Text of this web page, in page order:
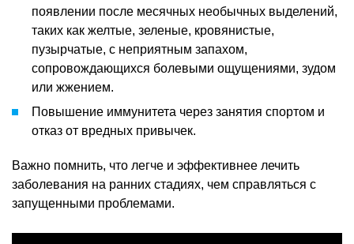
появлении после месячных необычных выделений,
таких как желтые, зеленые, кровянистые,
пузырчатые, с неприятным запахом,
сопровождающихся болевыми ощущениями, зудом
или жжением.
Повышение иммунитета через занятия спортом и
отказ от вредных привычек.
Важно помнить, что легче и эффективнее лечить
заболевания на ранних стадиях, чем справляться с
запущенными проблемами.